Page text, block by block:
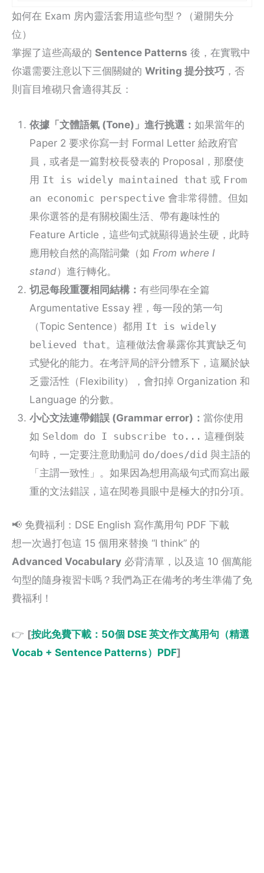
如何在 Exam 房內靈活套用這些句型？（避開失分
位）
掌握了這些高級的 Sentence Patterns 後，在實戰中
你還需要注意以下三個關鍵的 Writing 提分技巧 ，否
則盲目堆砌只會適得其反：
依據「文體語氣 (Tone)」進行挑選： 如果當年的
Paper 2 要求你寫一封 Formal Letter 給政府官
員，或者是一篇對校長發表的 Proposal，那麼使
用 It is widely maintained that 或 From
an economic perspective 會非常得體。但如
果你選答的是有關校園生活、帶有趣味性的
Feature Article，這些句式就顯得過於生硬，此時
應用較自然的高階詞彙（如 From where I
stand）進行轉化。
切忌每段重覆相同結構： 有些同學在全篇
Argumentative Essay 裡，每一段的第一句
（Topic Sentence）都用 It is widely
believed that。這種做法會暴露你其實缺乏句
式變化的能力。在考評局的評分體系下，這屬於缺
乏靈活性（Flexibility），會扣掉 Organization 和
Language 的分數。
小心文法連帶錯誤 (Grammar error)： 當你使用
如 Seldom do I subscribe to... 這種倒裝
句時，一定要注意助動詞 do/does/did 與主語的
「主謂一致性」。如果因為想用高級句式而寫出嚴
重的文法錯誤，這在閱卷員眼中是極大的扣分項。
📢 免費福利：DSE English 寫作萬用句 PDF 下載
想一次過打包這 15 個用來替換 “I think” 的
Advanced Vocabulary 必背清單，以及這 10 個萬能
句型的隨身複習卡嗎？我們為正在備考的考生準備了免
費福利！
👉 [按此免費下載：50個 DSE 英文作文萬用句（精選
Vocab + Sentence Patterns）PDF]